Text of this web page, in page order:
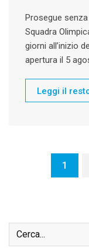
Prosegue
Squadra
giorni all’inizio
apertura il 5
Leggi il
1